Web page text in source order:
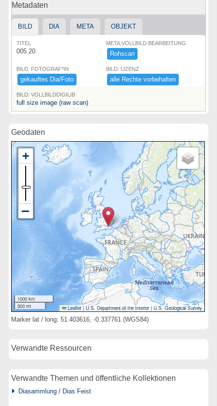
Metadaten
BILD DIA META OBJEKT
TITEL
005.20
META:VOLLBILD BEARBEITUNG
Rohscan
BILD: FOTOGRAF*IN
gekauftes ​Dia/​Foto
BILD: LIZENZ
alle ​Rechte ​vorbehalten
BILD: VOLLBILDDIGILIB
full size image (raw scan)
Geodaten
1000 km
500 mi
Leaflet | U.S. Department of the Interior|U.S. Geological Survey
Marker lat / long: 51.403616, -0.337761 (WGS84)
Verwandte Ressourcen
Verwandte Themen und öffentliche Kollektionen
Diasammlung / Dias Feist